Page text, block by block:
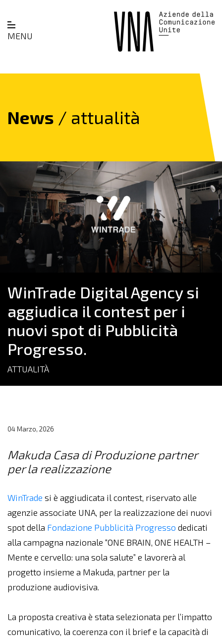
MENU
News / attualità
WinTrade Digital Agency si
aggiudica il contest per i
nuovi spot di Pubblicità
Progresso.
ATTUALITÀ
04 Marzo, 2026
Makuda Casa di Produzione partner
per la realizzazione
WinTrade si è aggiudicata il contest, riservato alle
agenzie associate UNA, per la realizzazione dei nuovi
spot della Fondazione Pubblicità Progresso dedicati
alla campagna nazionale “ONE BRAIN, ONE HEALTH –
Mente e cervello: una sola salute” e lavorerà al
progetto insieme a Makuda, partner per la
produzione audiovisiva.
La proposta creativa è stata selezionata per l’impatto
comunicativo, la coerenza con il brief e la capacità di